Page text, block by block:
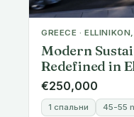
GREECE ·
Redefined in
€250,000
1 спальни
Квалифицирует к: